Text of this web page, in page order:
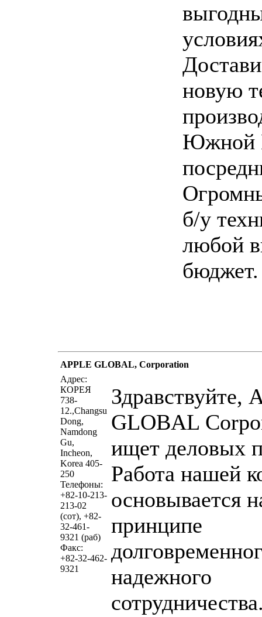
новую
Южной
б/у
любой
бюджет.
APPLE GLOBAL, Corporation
Адрес:
КОРЕЯ
738-
12.,Changsu
Dong,
Namdong
Gu,
Incheon,
Korea 405-
250
Телефоны:
+82-10-213-
213-02
(сот), +82-
32-461-
9321 (раб)
Факс:
+82-32-462-
9321
Здравствуйте,
GLOBAL
ищет деловых
Работа нашей
основывается
принципе
надежного